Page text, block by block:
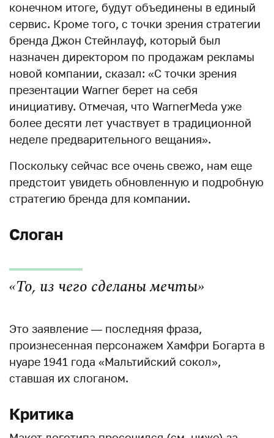
конечном итоге, будут объединены в единый
сервис. Кроме того, с точки зрения стратегии
бренда Джон Стейнлауф, который был
назначен директором по продажам рекламы
новой компании, сказал: «С точки зрения
презентации Warner берет на себя
инициативу. Отмечая, что WarnerMeda уже
более десяти лет участвует в традиционной
неделе предварительного вещания».
Поскольку сейчас все очень свежо, нам еще
предстоит увидеть обновленную и подробную
стратегию бренда для компании.
Слоган
«То, из чего сделаны мечты»
Это заявление — последняя фраза,
произнесенная персонажем Хамфри Богарта в
нуаре 1941 года «Мальтийский сокол»,
ставшая их слоганом.
Критика